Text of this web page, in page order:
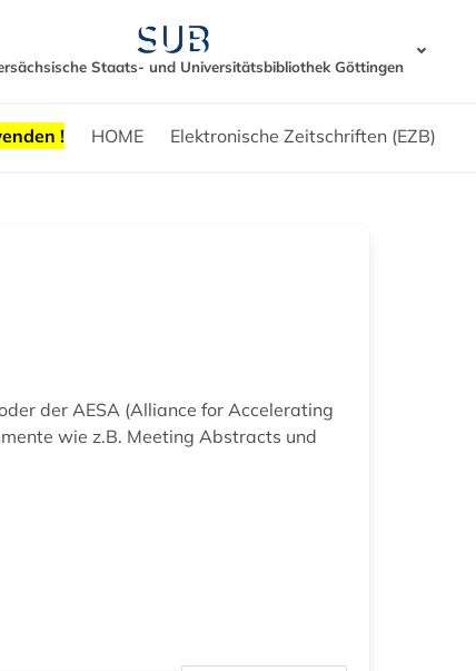
Staats- und Universitätsbibliothek Göttingen
! HOME Elektronische Zeitschriften (EZB)
der AESA (Alliance for Accelerating
wie z.B. Meeting Abstracts und